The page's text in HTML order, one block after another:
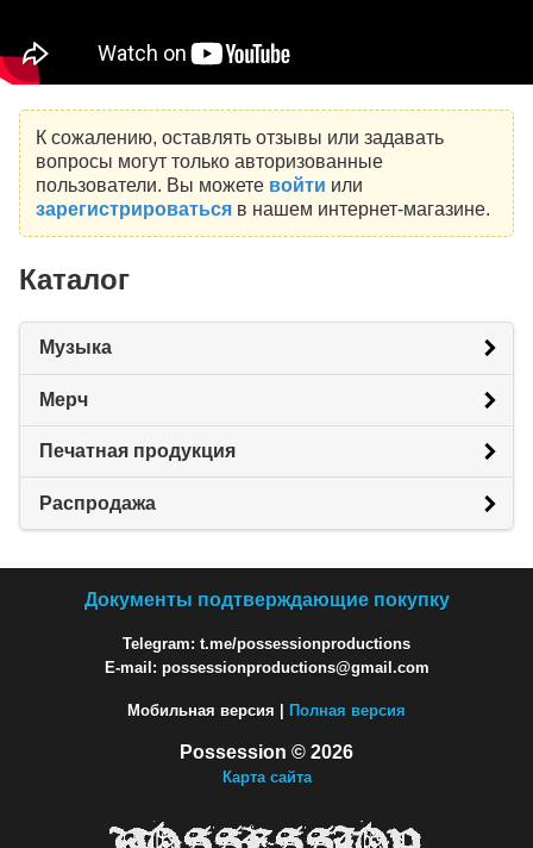
К сожалению, оставлять отзывы или задавать
вопросы могут только авторизованные
пользователи. Вы можете войти или
зарегистрироватьсяв нашем интернет-магазине.
Каталог
Музыка
Мерч
Печатная продукция
Распродажа
Документы подтверждающие покупку
Telegram: t.me/possessionproductions
E-mail: possessionproductions@gmail.com
Мобильная версия | Полная версия
Possession © 2026
Карта сайта